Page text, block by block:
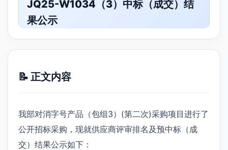
JQ25-W1034（3）中标（成交）结
果公示
📝 正文内容
我部对消字号产品（包组3）(第二次)采购项目进行了
公开招标采购，现就供应商评审排名及预中标（成
交）结果公示如下：